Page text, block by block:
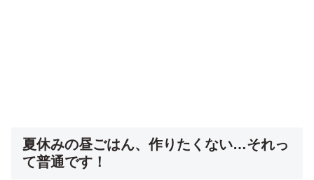
夏休みの昼ごはん、作りたくない…それっ
て普通です！